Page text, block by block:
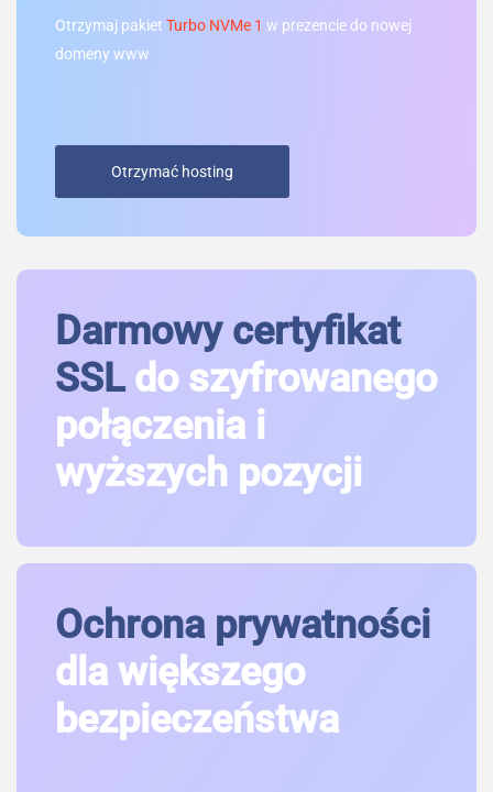
Otrzymaj pakiet Turbo NVMe 1 w prezencie do nowej
domeny www
Otrzymać hosting
Darmowy certyfikat
SSLdo szyfrowanego
połączenia i
wyższych pozycji
Ochrona prywatności
dla większego
bezpieczeństwa